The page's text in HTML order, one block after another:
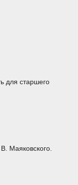
для старшего
Маяковского.